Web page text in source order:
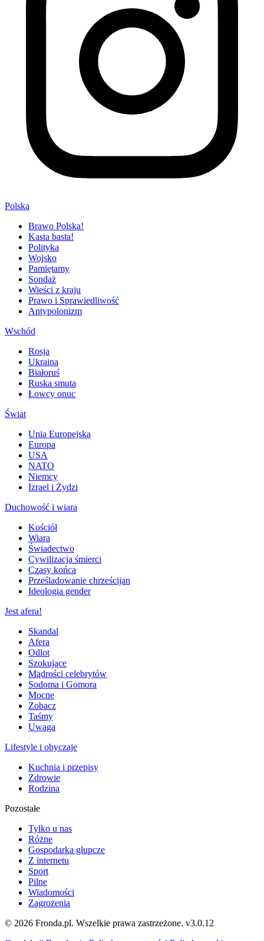
Polska
Brawo Polska!
Kasta basta!
Polityka
Wojsko
Pamiętamy
Sondaż
Wieści z kraju
Prawo i Sprawiedliwość
Antypolonizm
Wschód
Rosja
Ukraina
Białoruś
Ruska smuta
Łowcy onuc
Świat
Unia Europejska
Europa
USA
NATO
Niemcy
Izrael i Żydzi
Duchowość i wiara
Kościół
Wiara
Świadectwo
Cywilizacja śmierci
Czasy końca
Prześladowanie chrześcijan
Ideologia gender
Jest afera!
Skandal
Afera
Odlot
Szokujące
Mądrości celebrytów
Sodoma i Gomora
Mocne
Zobacz
Taśmy
Uwaga
Lifestyle i obyczaje
Kuchnia i przepisy
Zdrowie
Rodzina
Pozostałe
Tylko u nas
Różne
Gospodarka głupcze
Z internetu
Sport
Pilne
Wiadomości
Zagrożenia
© 2026 Fronda.pl. Wszelkie prawa zastrzeżone. v3.0.12